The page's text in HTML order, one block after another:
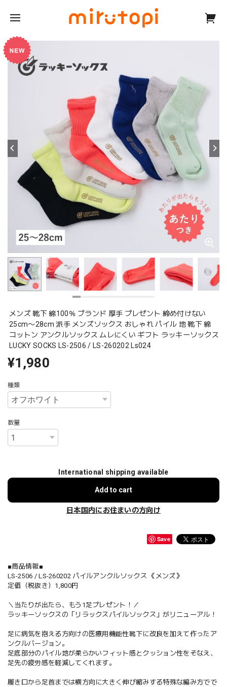
メンズ 靴下 綿100％ ブランド 厚手 プレゼント 締め付けない
25cm〜28cm 派手 メンズソックス おしゃれ パイル 地 靴下 綿
コットン アンクルソックス ムレにくい ギフト ラッキーソックス
LUCKY SOCKS LS-2506 / LS-260202 Ls024
¥1,980
種類
数量
International shipping available
Add to cart
日本国内にお住まいの方向け
Save
■商品情報■
LS-2506 / LS-260202 パイルアンクルソックス 《メンズ》
定価（税抜き）1,800円
＼当たりが出たら、もう1足プレゼント！／
ラッキーソックスの「リラックスパイルソックス」がリニューアル！
足に病気を抱える方向けの医療用機能性靴下に改良を加えて作ったア
ンクルバージョン。
足底部分のパイル地が柔らかいフィット感とクッション性をそなえ、
足先の疲労感を軽減してくれます。
履き口から足首までは横方向に大きく伸び縮みする特殊な編み方でで